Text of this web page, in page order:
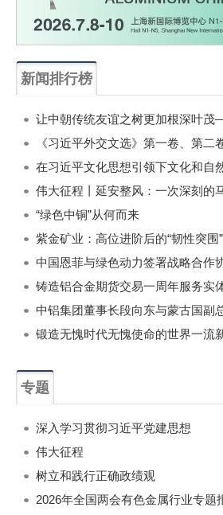
新闻排行榜
《习近平外交文选》第一卷、第二
“绿色中铜”从何而来
紫金矿业：高位进阶后的“韧性突围”
中国恩菲与绿色动力签署战略合作
铸造铝合金期货交易一周年服务实
专题
深入学习贯彻习近平党建思想
伟大征程
树立和践行正确政绩观
2026年全国两会有色金属行业专题